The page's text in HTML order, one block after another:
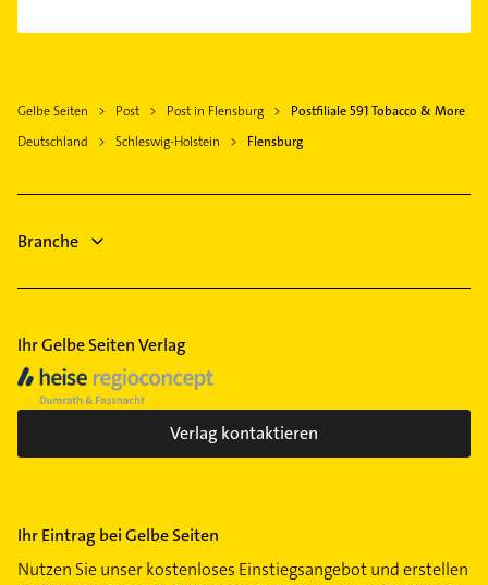
Elektroinstallation
Heizungsbauer
Phoniatrie
Elektro Reparatur
Physikalische Therapie
Immobilien
Gelbe Seiten Post Post in Flensburg
Postfiliale 591 Tobacco & More
Deutschland
Schleswig-Holstein Flensburg
Branche
Ihr Gelbe Seiten Verlag
Verlag kontaktieren
Ihr Eintrag bei Gelbe Seiten
Nutzen Sie unser kostenloses Einstiegsangebot und erstellen